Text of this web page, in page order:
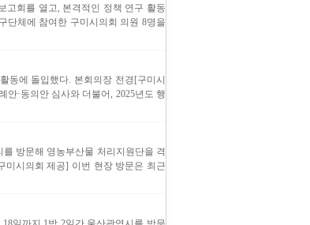
고회를 열고, 본격적인 정책 연구 활동
단체에 참여한 구미시의회 의원 8명을
동에 돌입했다. 본회의장 전경[구미시
·동의안 심사와 더불어, 2025년도 행
방문해 영농부산물 처리지원단을 격
미시의회 제공] 이번 현장 방문은 최근